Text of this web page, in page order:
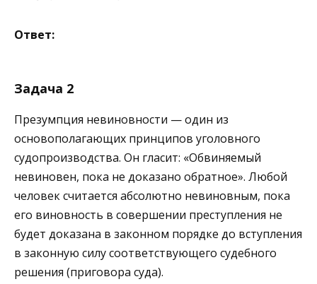
Ответ:
Задача 2
Презумпция невиновности — один из
основополагающих принципов уголовного
судопроизводства. Он гласит: «Обвиняемый
невиновен, пока не доказано обратное». Любой
человек считается абсолютно невиновным, пока
его виновность в совершении преступления не
будет доказана в законном порядке до вступления
в законную силу соответствующего судебного
решения (приговора суда).